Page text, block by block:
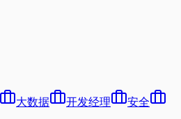
大数据 开发经理
安全